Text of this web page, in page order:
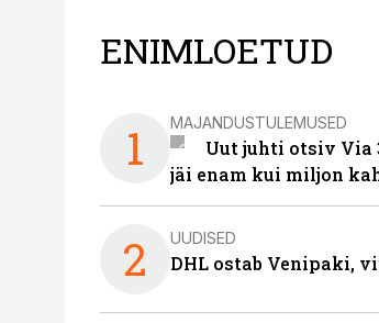
ENIMLOETUD
1 MAJANDUSTULEMUSED
Uut juhti otsiv Via
jäi enam kui miljon
2 UUDISED
DHL ostab Venipaki,